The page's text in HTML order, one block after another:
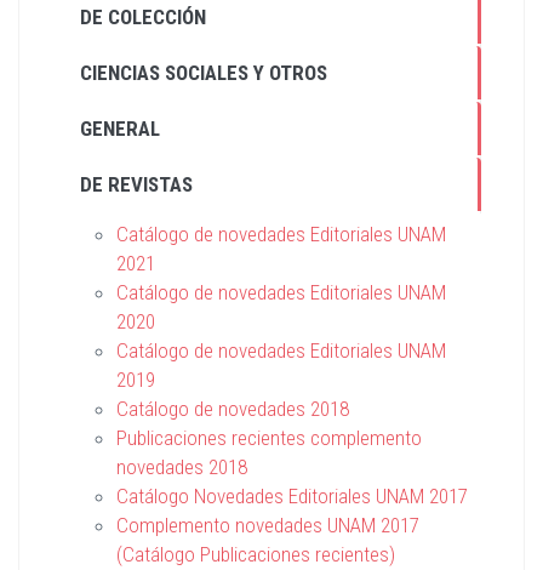
DE COLECCIÓN
CIENCIAS SOCIALES Y OTROS
GENERAL
DE REVISTAS
Catálogo de novedades Editoriales UNAM
2021
Catálogo de novedades Editoriales UNAM
2020
Catálogo de novedades Editoriales UNAM
2019
Catálogo de novedades 2018
Publicaciones recientes complemento
novedades 2018
Catálogo Novedades Editoriales UNAM 2017
Complemento novedades UNAM 2017
(Catálogo Publicaciones recientes)